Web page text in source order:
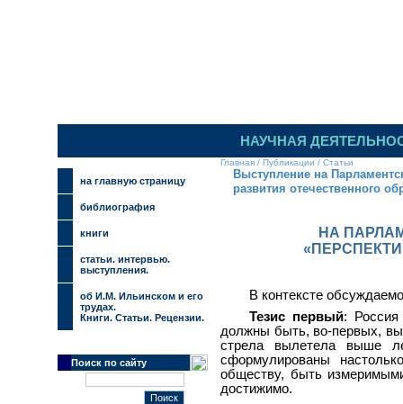
НАУЧНАЯ
на главную страницу
библиография
книги
cтатьи. интервью.
выступления.
об И.М. Ильинском и его
трудах.
Книги. Статьи. Рецензии.
Поиск по сайту
Главная / Публикации / Статьи
Выступление на
развития отечественного
НА
В контексте
Тезис первый: Россия
должны быть, во-первых,
стрела вылетела выше
сформулированы
обществу, быть
достижимо.